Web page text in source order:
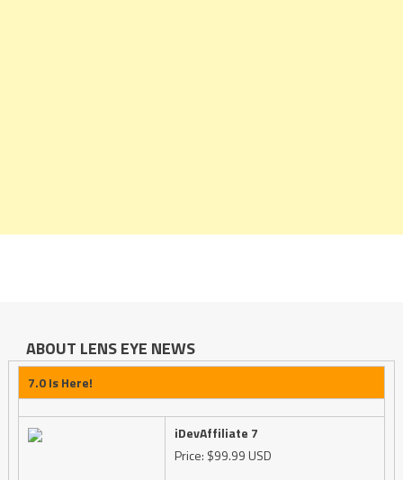
ABOUT LENS EYE NEWS
7.0 Is Here!
iDevAffiliate 7
Price: $99.99 USD